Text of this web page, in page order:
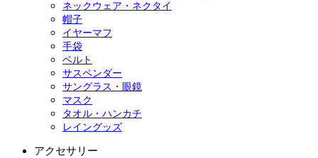
ネックウェア・ネクタイ
帽子
イヤーマフ
手袋
ベルト
サスペンダー
サングラス・眼鏡
マスク
タオル・ハンカチ
レイングッズ
アクセサリー